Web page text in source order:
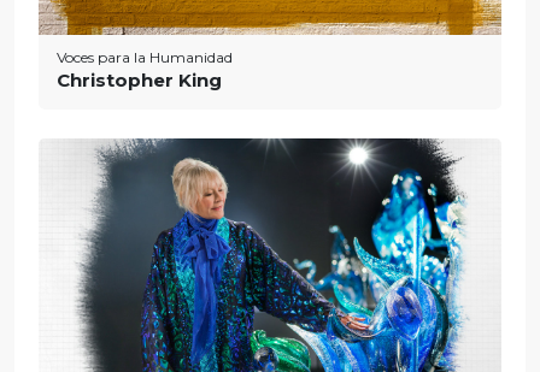
Voces para la Humanidad
Christopher King